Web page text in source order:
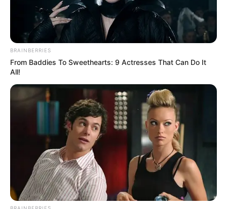
Buscan 60 empresas para
la Feria Comercial y
Productiva de la Marga
Región, en Norte de
Santander
Armenia volvió a superar
el 12 % de desempleo en
menos de seis meses
NORTE DE SANTANDER
Obras por Impuestos en
Norte de Santander:
buscan empresas para
BRAINBERRIES
From Baddies To Sweethearts: 9 Actresses That Can Do It
All!